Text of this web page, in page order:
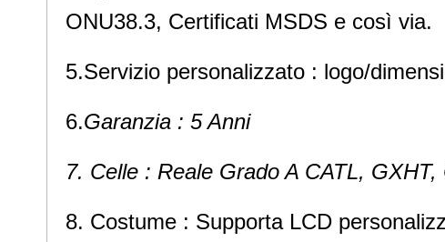
ONU38.3, Certificati MSDS e così via.
5.Servizio personalizzato : logo/
6.Garanzia : 5 Anni
7. Celle : Reale Grado A CATL,
8. Costume : Supporta LCD